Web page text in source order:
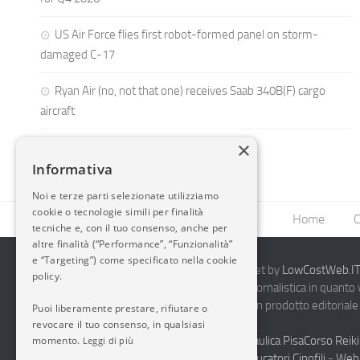
US Air Force flies first robot-formed panel on storm-
damaged C-17
Ryan Air (no, not that one) receives Saab 340B(F) cargo
aircraft
Home
2014-2026 AvioBlog - Creazione Siti Internet by
Questo blog non rappresenta una testata giornalistica in
periodicità. Non può pertanto considerarsi un prodotto
7.03.2001.Disclaimer Completo
Vendita Abbigliamento Sicurezza
Termoidraulica PisaCorso
×
Informativa
Noi e terze parti selezionate utilizziamo
cookie o tecnologie simili per finalità
tecniche e, con il tuo consenso, anche per
altre finalità (“Performance”, “Funzionalità”
e “Targeting”) come specificato nella cookie
policy.
Puoi liberamente prestare, rifiutare o
revocare il tuo consenso, in qualsiasi
momento. Leggi di più